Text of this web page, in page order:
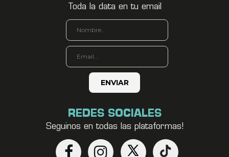
Toda la data en tu email
REDES SOCIALES
Seguinos en todas las plataformas!